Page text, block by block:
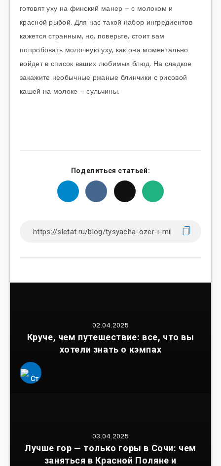
готовят уху на финский манер – с молоком и
красной рыбой. Для нас такой набор ингредиентов
кажется странным, но, поверьте, стоит вам
попробовать молочную уху, как она моментально
войдет в список ваших любимых блюд. На сладкое
закажите необычные ржаные блинчики с рисовой
кашей на молоке – сульчины.
Поделиться статьей:
02.04.2025
Круче, чем путешествие: все, что вы
хотели знать о кэмпах
03.04.2025
Лучше гор — только горы в Сочи: чем
заняться в Красной Поляне и